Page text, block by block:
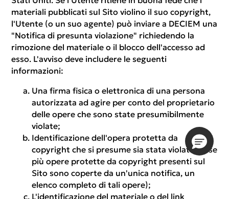
materiali pubblicati sul Sito violino il suo copyright,
l'Utente (o un suo agente) può inviare a DECIEM una
"Notifica di presunta violazione" richiedendo la
rimozione del materiale o il blocco dell'accesso ad
esso. L'avviso deve includere le seguenti
informazioni:
Una firma fisica o elettronica di una persona
autorizzata ad agire per conto del proprietario
delle opere che sono state presumibilmente
violate;
Identificazione dell'opera protetta da
copyright che si presume sia stata violata (o, se
più opere protette da copyright presenti sul
Sito sono coperte da un'unica notifica, un
elenco completo di tali opere);
L'identificazione del materiale o del link